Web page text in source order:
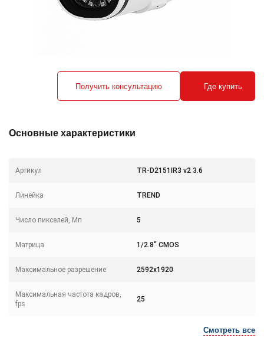
Основные характеристики
Артикул TR-D2151IR3 v2 3.6
Линейка TREND
Число пикселей, Мп 5
Матрица 1/2.8" CMOS
Максимальное разрешение 2592x1920
Максимальная частота кадров,
fps
25
Смотреть все
Где купить
Получить консультацию